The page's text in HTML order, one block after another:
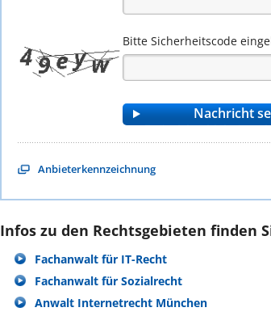
Bitte Sicherheitscode
Anbieterkennzeichnung
Infos zu den Rechtsgebieten finden
Fachanwalt für IT-Recht
Fachanwalt für Sozialrecht
Anwalt Internetrecht München